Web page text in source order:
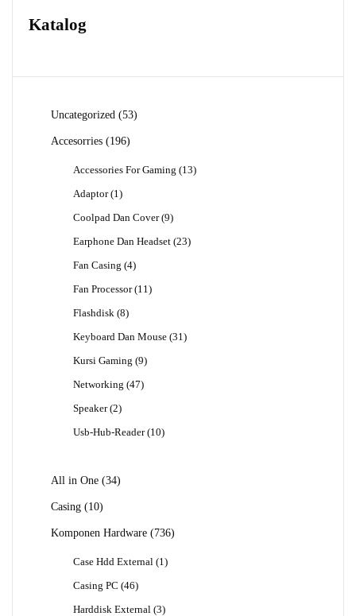
Katalog
Uncategorized 5353
Accesorries
196196
Accessories For Gaming 1313
Adaptor 11
Coolpad Dan Cover 99
Earphone Dan Headset 2323
Fan Casing 44
Fan Processor 1111
Flashdisk 88
Keyboard Dan Mouse 3131
Kursi Gaming 99
Networking 4747
Speaker 22
Usb-Hub-Reader 1010
All in One 3434
Casing
1010
Komponen Hardware
736736
Case Hdd External 11
Casing PC 4646
Harddisk External 33